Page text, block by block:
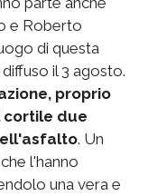
e Roberto
di questa
il 3 agosto.
proprio
cortile due
. Un
l'hanno
una vera e